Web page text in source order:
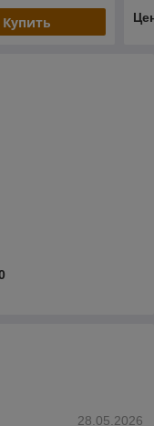
Купить
28.05.2026